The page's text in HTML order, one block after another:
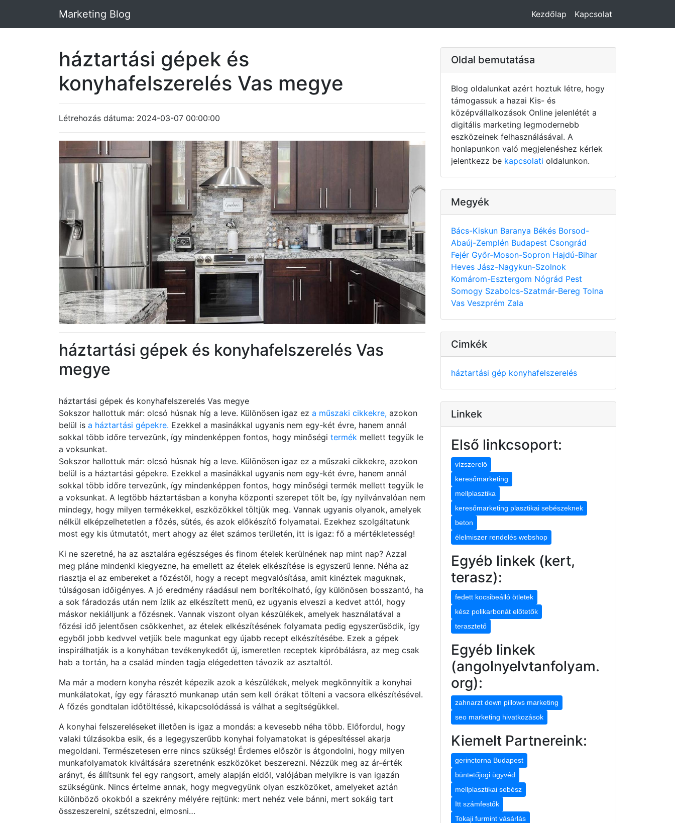
Marketing Blog Kezdőlap Kapcsolat
háztartási gépek és
konyhafelszerelés Vas megye
Létrehozás dátuma: 2024-03-07 00:00:00
háztartási gépek és konyhafelszerelés Vas
megye
háztartási gépek és konyhafelszerelés Vas megye
Sokszor hallottuk már: olcsó húsnak híg a leve. Különösen igaz ez a műszaki cikkekre, azokon
belül is a háztartási gépekre. Ezekkel a masinákkal ugyanis nem egy-két évre, hanem annál
sokkal több időre tervezünk, így mindenképpen fontos, hogy minőségi termék mellett tegyük le
a voksunkat.
Sokszor hallottuk már: olcsó húsnak híg a leve. Különösen igaz ez a műszaki cikkekre, azokon
belül is a háztartási gépekre. Ezekkel a masinákkal ugyanis nem egy-két évre, hanem annál
sokkal több időre tervezünk, így mindenképpen fontos, hogy minőségi termék mellett tegyük le
a voksunkat. A legtöbb háztartásban a konyha központi szerepet tölt be, így nyilvánvalóan nem
mindegy, hogy milyen termékekkel, eszközökkel töltjük meg. Vannak ugyanis olyanok, amelyek
nélkül elképzelhetetlen a főzés, sütés, és azok előkészítő folyamatai. Ezekhez szolgáltatunk
most egy kis útmutatót, mert ahogy az élet számos területén, itt is igaz: fő a mértékletesség!
Ki ne szeretné, ha az asztalára egészséges és finom ételek kerülnének nap mint nap? Azzal
meg pláne mindenki kiegyezne, ha emellett az ételek elkészítése is egyszerű lenne. Néha az
riasztja el az embereket a főzéstől, hogy a recept megvalósítása, amit kinéztek maguknak,
túlságosan időigényes. A jó eredmény ráadásul nem borítékolható, így különösen bosszantó, ha
a sok fáradozás után nem ízlik az elkészített menü, ez ugyanis elveszi a kedvet attól, hogy
máskor nekiálljunk a főzésnek. Vannak viszont olyan készülékek, amelyek használatával a
főzési idő jelentősen csökkenhet, az ételek elkészítésének folyamata pedig egyszerűsödik, így
egyből jobb kedvvel vetjük bele magunkat egy újabb recept elkészítésébe. Ezek a gépek
inspirálhatják is a konyhában tevékenykedőt új, ismeretlen receptek kipróbálásra, az meg csak
hab a tortán, ha a család minden tagja elégedetten távozik az asztaltól.
Ma már a modern konyha részét képezik azok a készülékek, melyek megkönnyítik a konyhai
munkálatokat, így egy fárasztó munkanap után sem kell órákat tölteni a vacsora elkészítésével.
A főzés gondtalan időtöltéssé, kikapcsolódássá is válhat a segítségükkel.
A konyhai felszereléseket illetően is igaz a mondás: a kevesebb néha több. Előfordul, hogy
valaki túlzásokba esik, és a legegyszerűbb konyhai folyamatokat is gépesítéssel akarja
megoldani. Természetesen erre nincs szükség! Érdemes először is átgondolni, hogy milyen
munkafolyamatok kiváltására szeretnénk eszközöket beszerezni. Nézzük meg az ár-érték
arányt, és állítsunk fel egy rangsort, amely alapján eldől, valójában melyikre is van igazán
szükségünk. Nincs értelme annak, hogy megvegyünk olyan eszközöket, amelyeket aztán
különböző okokból a szekrény mélyére rejtünk: mert nehéz vele bánni, mert sokáig tart
összeszerelni, szétszedni, elmosni…
Oldal bemutatása
Blog oldalunkat azért hoztuk létre, hogy
támogassuk a hazai Kis- és
középvállalkozások Online jelenlétét a
digitális marketing legmodernebb
eszközeinek felhasználásával. A
honlapunkon való megjelenéshez kérlek
jelentkezz be kapcsolati oldalunkon.
Megyék
Bács-Kiskun Baranya Békés Borsod-
Abaúj-Zemplén Budapest Csongrád
Fejér Győr-Moson-Sopron Hajdú-Bihar
Heves Jász-Nagykun-Szolnok
Komárom-Esztergom Nógrád Pest
Somogy Szabolcs-Szatmár-Bereg Tolna
Vas Veszprém Zala
Cimkék
háztartási gép konyhafelszerelés
Linkek
Első linkcsoport:
vízszerelő
keresőmarketing
mellplasztika
keresőmarketing plasztikai sebészeknek
beton
élelmiszer rendelés webshop
Egyéb linkek (kert,
terasz):
fedett kocsibeálló ötletek
kész polikarbonát előtetők
terasztető
Egyéb linkek
(angolnyelvtanfolyam.
org):
zahnarzt down pillows marketing
seo marketing hivatkozások
Kiemelt Partnereink:
gerinctorna Budapest
büntetőjogi ügyvéd
mellplasztikai sebész
Itt számfestők
Tokaji furmint vásárlás